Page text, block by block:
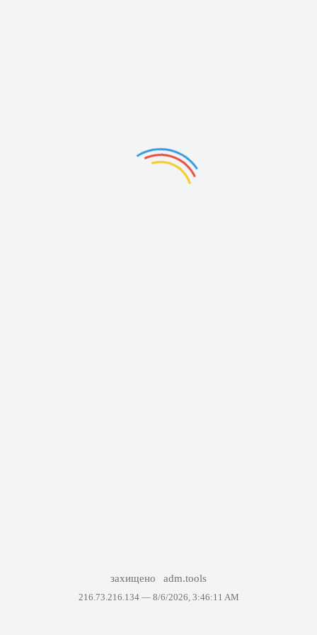
захищено adm.tools
216.73.216.134 — 8/6/2026, 3:46:11 AM